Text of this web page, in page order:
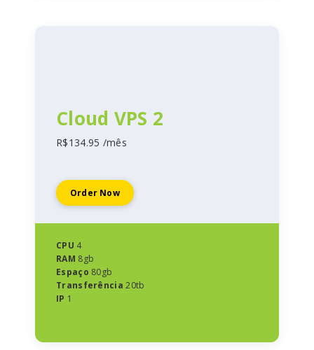
Cloud VPS 2
R$134.95 /mês
Order Now
CPU 4
RAM 8gb
Espaço 80gb
Transferência 20tb
IP 1